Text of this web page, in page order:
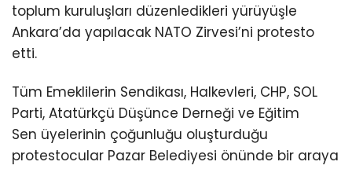
toplum kuruluşları düzenledikleri yürüyüşle
Ankara’da yapılacak NATO Zirvesi’ni protesto
etti.
Tüm Emeklilerin Sendikası, Halkevleri, CHP, SOL
Parti, Atatürkçü Düşünce Derneği ve Eğitim
Sen üyelerinin çoğunluğu oluşturduğu
protestocular Pazar Belediyesi önünde bir araya